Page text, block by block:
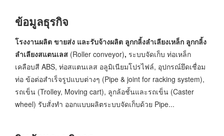
ข้อมูลธุรกิจ
โรงงานผลิต ขายส่ง และรับจ้างผลิต ลูกกลิ้งลำเลียงเหล็ก ลูกกลิ้ง
ลำเลียงสแตนเลส (Roller conveyor), ระบบจัดเก็บ ท่อเหล็ก
เคลือบสี ABS, ท่อสแตนเลส อลูมิเนียมโปรไฟล์, อุปกรณ์ยึดเชื่อม
ท่อ ข้อต่อสำเร็จรูปแบบต่างๆ (Pipe & joint for racking system),
รถเข็น (Trolley, Moving cart), ลูกล้อชั้นและรถเข็น (Caster
wheel) รับสั่งทำ ออกแบบผลิตระบบจัดเก็บด้วย Pipe...